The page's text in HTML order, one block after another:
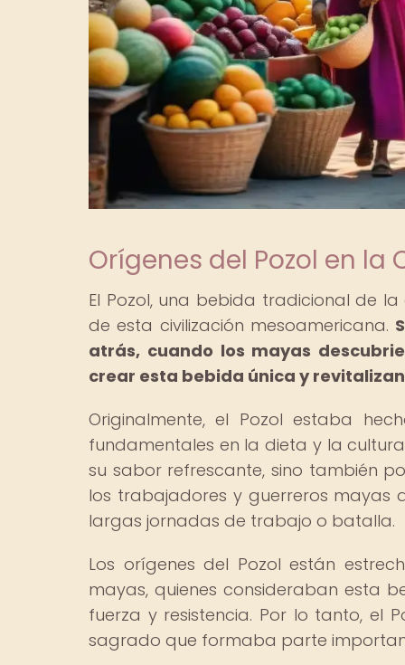
Orígenes del Pozol en la
El Pozol, una bebida tradicional de
de esta civilización mesoamericana.
atrás, cuando los mayas
crear esta bebida única y
Originalmente, el Pozol estaba
fundamentales en la dieta y la
su sabor refrescante, sino también
los trabajadores y guerreros mayas
largas jornadas de trabajo o batalla.
Los orígenes del Pozol están
mayas, quienes consideraban esta
fuerza y resistencia. Por lo tanto, el
sagrado que formaba parte